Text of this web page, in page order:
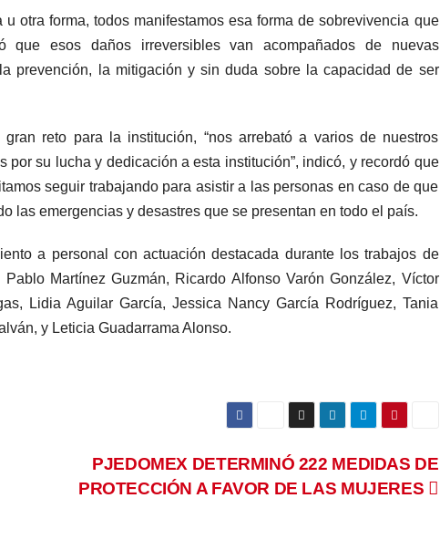
otra forma, todos manifestamos esa forma de sobrevivencia que
que esos daños irreversibles van acompañados de nuevas
prevención, la mitigación y sin duda sobre la capacidad de ser
reto para la institución, “nos arrebató a varios de nuestros
su lucha y dedicación a esta institución”, indicó, y recordó que
seguir trabajando para asistir a las personas en caso de que
las emergencias y desastres que se presentan en todo el país.
a personal con actuación destacada durante los trabajos de
Martínez Guzmán, Ricardo Alfonso Varón González, Víctor
Lidia Aguilar García, Jessica Nancy García Rodríguez, Tania
y Leticia Guadarrama Alonso.
PJEDOMEX DETERMINÓ 222 MEDIDAS DE
PROTECCIÓN A FAVOR DE LAS MUJERES